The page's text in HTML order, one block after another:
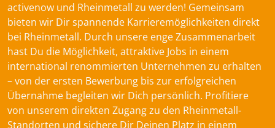
activenow und Rheinmetall zu werden! Gemeinsam
bieten wir Dir spannende Karrieremöglichkeiten direkt
bei Rheinmetall. Durch unsere enge Zusammenarbeit
hast Du die Möglichkeit, attraktive Jobs in einem
international renommierten Unternehmen zu erhalten
– von der ersten Bewerbung bis zur erfolgreichen
Übernahme begleiten wir Dich persönlich. Profitiere
von unserem direkten Zugang zu den Rheinmetall-
Standorten und sichere Dir Deinen Platz in einem